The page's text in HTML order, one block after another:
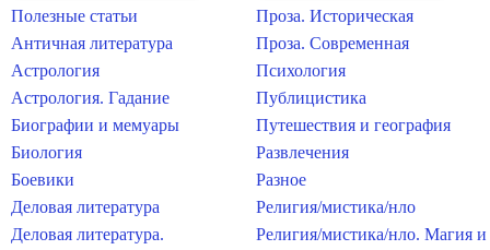
Полезные статьи
Античная литература
Астрология
Астрология. Гадание
Биографии и мемуары
Биология
Боевики
Деловая литература
Деловая литература.
Проза. Историческая
Проза. Современная
Психология
Публицистика
Путешествия и география
Развлечения
Разное
Религия/мистика/нло
Религия/мистика/нло. Магия и